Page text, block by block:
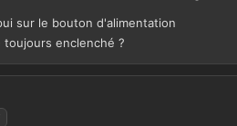
sur le bouton d'alimentation
enclenché ?